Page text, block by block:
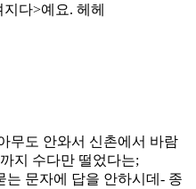
다>예요. 헤헤
무도 안와서 신촌에서 바람
지 수다만 떨었다는;
는 문자에 답을 안하시데- 종